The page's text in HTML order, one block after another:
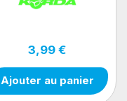
3,99 €
Ajouter au panier